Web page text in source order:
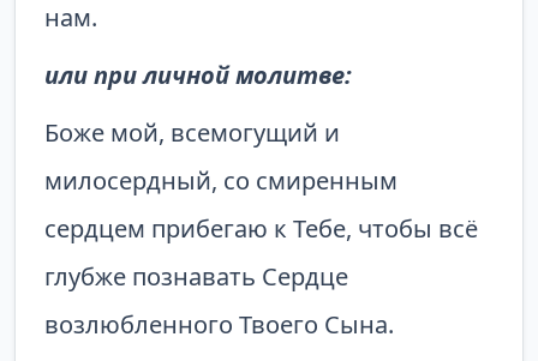
нам.
или при личной молитве:
Боже мой, всемогущий и
милосердный, со смиренным
сердцем прибегаю к Тебе, чтобы всё
глубже познавать Сердце
возлюбленного Твоего Сына.